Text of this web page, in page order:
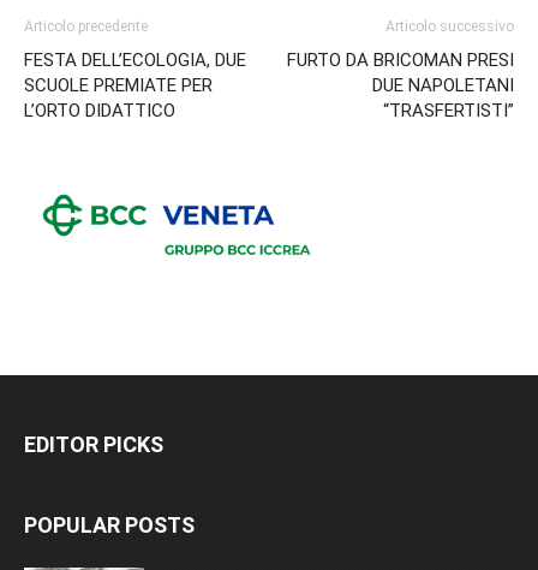
Articolo precedente
FESTA DELL’ECOLOGIA, DUE
SCUOLE PREMIATE PER
L’ORTO DIDATTICO
Articolo successivo
FURTO DA BRICOMAN PRESI
DUE NAPOLETANI
“TRASFERTISTI”
EDITOR PICKS
POPULAR POSTS